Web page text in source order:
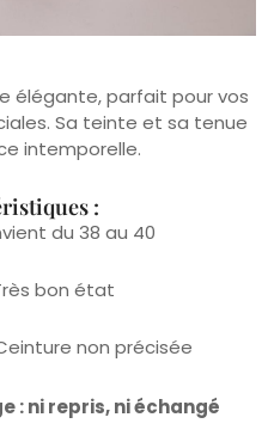
élégante, parfait pour vos
Sa teinte et sa tenue
intemporelle.
:
du 38 au 40
bon état
non précisée
: ni repris, ni échangé